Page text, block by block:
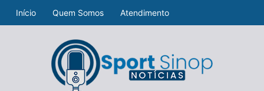
Início Quem Somos Atendimento